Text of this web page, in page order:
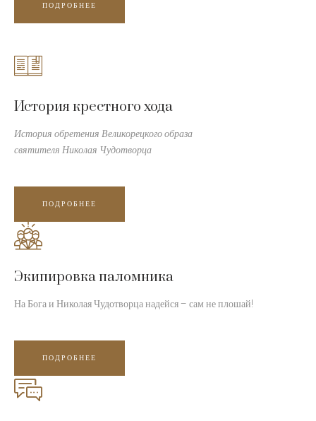
ПОДРОБНЕЕ
История крестного хода
История обретения Великорецкого образа
святителя Николая Чудотворца
ПОДРОБНЕЕ
Экипировка паломника
На Бога и Николая Чудотворца надейся – сам не плошай!
ПОДРОБНЕЕ